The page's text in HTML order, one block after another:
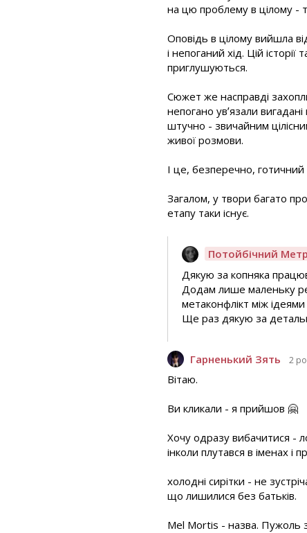
на цю проблему в цілому -
Оповідь в цілому вийшла
і непоганий хід. Цій
приглушуються.
Сюжет же насправді
непогано увʼязали
штучно - звичайним
живої розмови.
І це, безперечно,
Загалом, у твори багато
етапу таки існує.
Потойбічний
Дякую за копняка
Додам лише маленьку
метаконфлікт між
Ще раз дякую за
Гарненький Зять 2
Вітаю.
Ви кликали - я прийшов 🤗
Хочу одразу вибачитися -
інколи плутався в іменах і
холодні сирітки - не
що лишилися без батьків.
Mel Mortis - назва. Пужоль